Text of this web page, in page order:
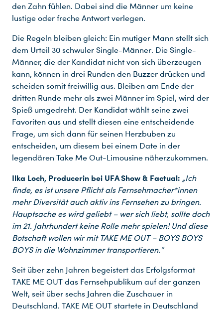
den Zahn fühlen. Dabei sind die Männer um keine
lustige oder freche Antwort verlegen.
Die Regeln bleiben gleich: Ein mutiger Mann stellt sich
dem Urteil 30 schwuler Single-Männer. Die Single-
Männer, die der Kandidat nicht von sich überzeugen
kann, können in drei Runden den Buzzer drücken und
scheiden somit freiwillig aus. Bleiben am Ende der
dritten Runde mehr als zwei Männer im Spiel, wird der
Spieß umgedreht. Der Kandidat wählt seine zwei
Favoriten aus und stellt diesen eine entscheidende
Frage, um sich dann für seinen Herzbuben zu
entscheiden, um diesem bei einem Date in der
legendären Take Me Out-Limousine näherzukommen.
Ilka Loch, Producerin bei UFA Show & Factual: „Ich
finde, es ist unsere Pflicht als Fernsehmacher*innen
mehr Diversität auch aktiv ins Fernsehen zu bringen.
Hauptsache es wird geliebt – wer sich liebt, sollte doch
im 21. Jahrhundert keine Rolle mehr spielen! Und diese
Botschaft wollen wir mit TAKE ME OUT – BOYS BOYS
BOYS in die Wohnzimmer transportieren.“
Seit über zehn Jahren begeistert das Erfolgsformat
TAKE ME OUT das Fernsehpublikum auf der ganzen
Welt, seit über sechs Jahren die Zuschauer in
Deutschland. TAKE ME OUT startete in Deutschland